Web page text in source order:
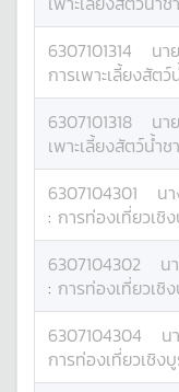
6307101314 นาย
การเพาะเลี้ยงสัต
6307101318 นาย
เพาะเลี้ยงสัตว์น้ำ
6307104301 น
: การท่องเที่ยวเชิ
6307104302 น
: การท่องเที่ยวเชิ
6307104304 น
การท่องเที่ยวเชิง